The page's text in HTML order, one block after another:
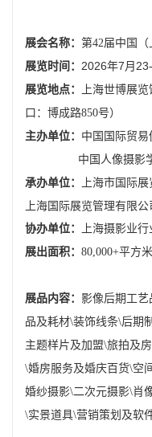
展会名称： 第42届中国
展览时间： 2026年7月
展览地点：
上海世博展
口：博成路850号）
主办单位： 中国国际贸
中国人像摄影
承办单位：
上海市国际
上海国际展览管理有限公
协办单位：
上海摄影业
展出面积： 80,000+平方米
展品内容： 影像后期工
品及耗材\装饰线条\后期
主题样片及加盟\旅拍及
\婚房服务及婚庆百货\空
婚纱摄影\二次元摄影\肖
\实景道具\营销策划及软